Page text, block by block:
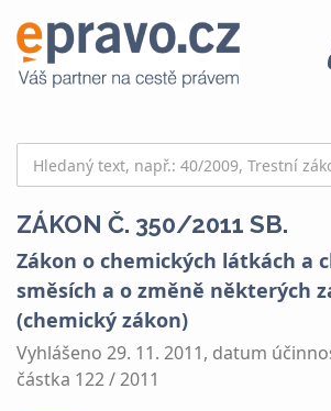
ZÁKON Č. 350/2011 SB.
Zákon o chemických látkách a
směsích a o změně některých
(chemický zákon)
Vyhlášeno 29. 11. 2011, datum
částka 122 / 2011